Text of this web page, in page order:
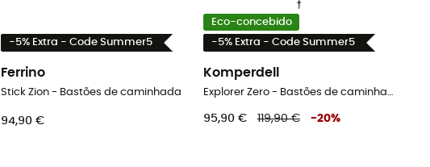
-5% Extra - Code Summer5
Ferrino
Stick Zion - Bastões de caminhada
94,90 €
Eco-concebido
-5% Extra - Code Summer5
Komperdell
Explorer Zero - Bastões de caminhada
95,90 € 119,90 € -20%